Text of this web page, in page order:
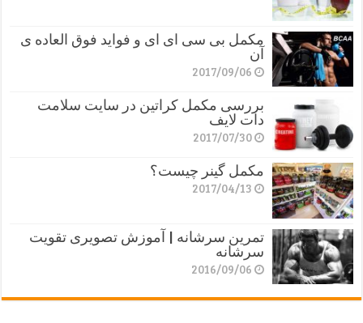
مکمل بی سی ای ای و فواید فوق العاده ی
آن
2017/09/06
بررسی مکمل کراتین در سایت سلامت
دات لایف
2017/07/30
مکمل گینر چیست؟
2017/04/13
تمرین سرشانه | آموزش تصویری تقویت
سرشانه
2016/09/06